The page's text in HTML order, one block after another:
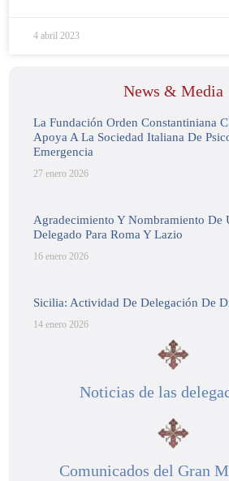
4 abril 2023
News & Media
La Fundación Orden Constantiniana
Apoya A La Sociedad Italiana De
Emergencia
27 enero 2026
Agradecimiento Y Nombramiento De
Delegado Para Roma Y Lazio
16 enero 2026
Sicilia: Actividad De Delegación De
14 enero 2026
Noticias de las
Comunicados del Gran